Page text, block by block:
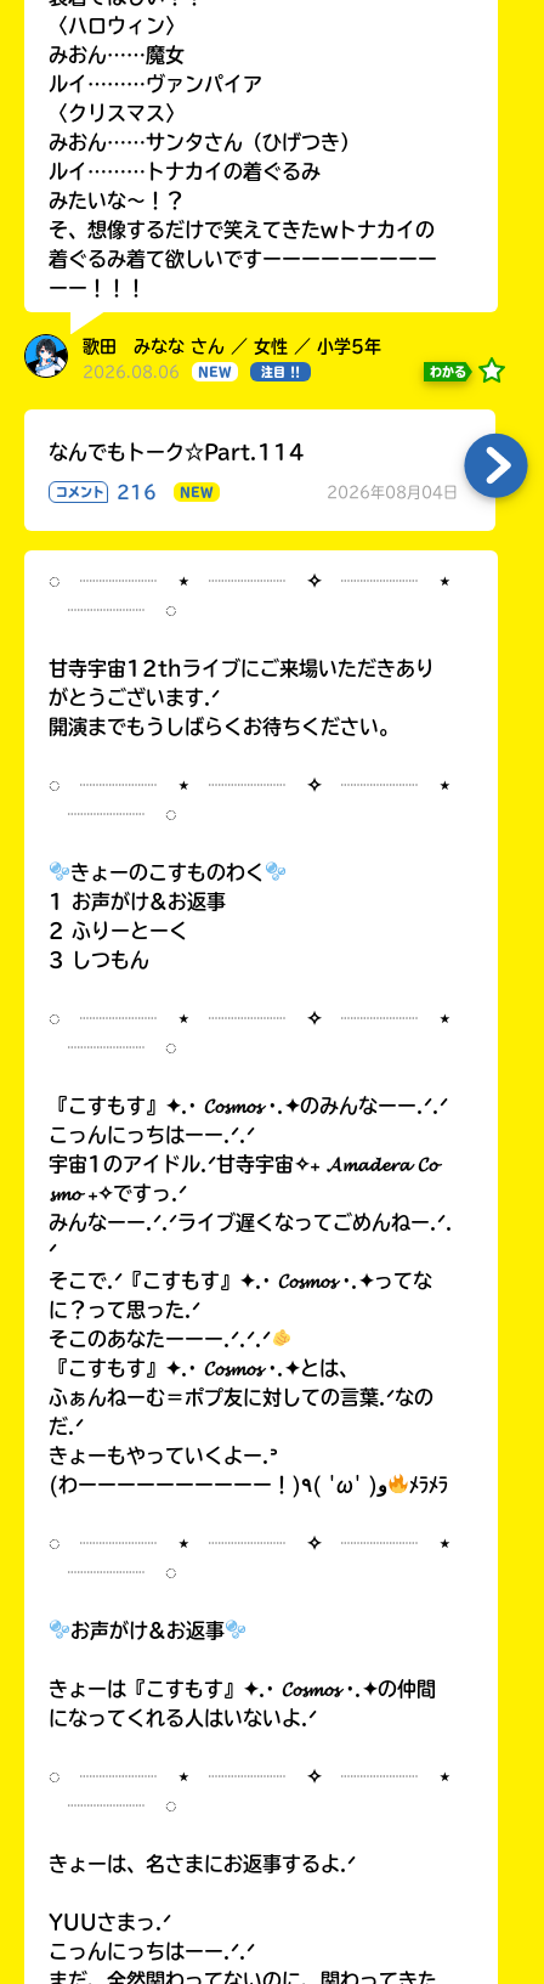
〈ハロウィン〉
みおん……魔女
ルイ………ヴァンパイア
〈クリスマス〉
みおん……サンタさん（ひげつき）
ルイ………トナカイの着ぐるみ
みたいな〜！？
そ、想像するだけで笑えてきたwトナカイの
着ぐるみ着て欲しいですーーーーーーーーー
ーー！！！
歌田 みなな さん ／ 女性 ／ 小学5年
2026.08.06 NEW 注目 !! わかる
なんでもトーク☆Part.114
コメント 216 NEW 2026年08月04日
◌ ┈┈┈┈ ⋆ ┈┈┈┈ ✧ ┈┈┈┈ ⋆
┈┈┈┈ ◌
甘寺宇宙12thライブにご来場いただきあり
がとうございます.ᐟ
開演までもうしばらくお待ちください。
◌ ┈┈┈┈ ⋆ ┈┈┈┈ ✧ ┈┈┈┈ ⋆
┈┈┈┈ ◌
きょーのこすものわく
1 お声がけ&お返事
2 ふりーとーく
3 しつもん
◌ ┈┈┈┈ ⋆ ┈┈┈┈ ✧ ┈┈┈┈ ⋆
┈┈┈┈ ◌
『こすもす』✦.· 𝓒𝓸𝓼𝓶𝓸𝓼 ·.✦のみんなーー.ᐟ.ᐟ
こっんにっちはーー.ᐟ.ᐟ
宇宙1のアイドル.ᐟ甘寺宇宙✧₊ 𝓐𝓶𝓪𝓭𝓮𝓻𝓪 𝓒𝓸
𝓼𝓶𝓸 ₊✧ですっ.ᐟ
みんなーー.ᐟ.ᐟライブ遅くなってごめんねー.ᐟ.
ᐟ
そこで.ᐟ『こすもす』✦.· 𝓒𝓸𝓼𝓶𝓸𝓼 ·.✦ってな
に？って思った.ᐟ
そこのあなたーーー.ᐟ.ᐟ.ᐟ
『こすもす』✦.· 𝓒𝓸𝓼𝓶𝓸𝓼 ·.✦とは、
ふぁんねーむ＝ポプ友に対しての言葉.ᐟなの
だ.ᐟ
きょーもやっていくよー.ᐣ
(わーーーーーーーーーー！)٩( 'ω' )و
ﾒﾗﾒﾗ
◌ ┈┈┈┈ ⋆ ┈┈┈┈ ✧ ┈┈┈┈ ⋆
┈┈┈┈ ◌
お声がけ&お返事
きょーは『こすもす』✦.· 𝓒𝓸𝓼𝓶𝓸𝓼 ·.✦の仲間
になってくれる人はいないよ.ᐟ
◌ ┈┈┈┈ ⋆ ┈┈┈┈ ✧ ┈┈┈┈ ⋆
┈┈┈┈ ◌
きょーは、名さまにお返事するよ.ᐟ
YUUさまっ.ᐟ
こっんにっちはーー.ᐟ.ᐟ
まだ、全然関わってないのに、関わってきた